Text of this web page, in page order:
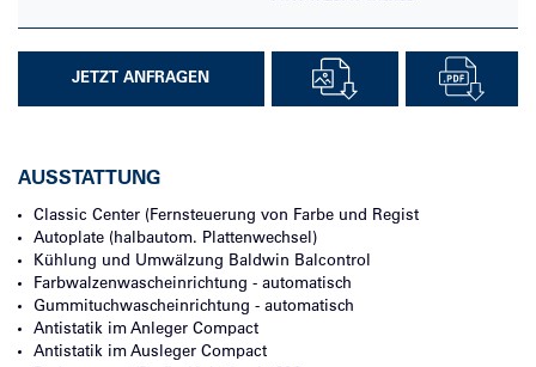
JETZT ANFRAGEN
AUSSTATTUNG
Classic Center (Fernsteuerung von Farbe und Regist
Autoplate (halbautom. Plattenwechsel)
Kühlung und Umwälzung Baldwin Balcontrol
Farbwalzenwascheinrichtung - automatisch
Gummituchwascheinrichtung - automatisch
Antistatik im Anleger Compact
Antistatik im Ausleger Compact